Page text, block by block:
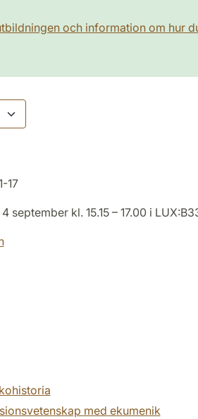
och information om hur
17
september kl. 15.15 – 17.00 i
med ekumenik